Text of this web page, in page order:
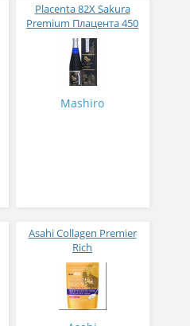
Placenta 82X Sakura
Premium Плацента 450
000 мг жидкая с
ферментами овощей и
фруктов вкус манго и
маракуйя 500 гр
Mashiro
Asahi Collagen Premier
Rich
Низкомолекулярный
коллаген с
наноколагеном плюс 16
компонентов для